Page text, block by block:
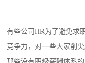
有些公司HR为了避免求
竞争力，对一些大家削